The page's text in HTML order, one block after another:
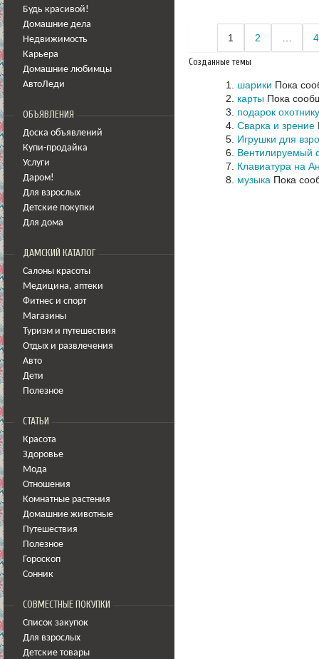
Будь красивой!
Домашние дела
Недвижимость
Карьера
Домашние любимцы
АвтоЛеди
ОБЪЯВЛЕНИЯ
Доска объявлений
Купи-продайка
Услуги
Даром!
Для взрослых
Детские покупки
Для дома
ДАМСКИЙ КАТАЛОГ
Салоны красоты
Медицина, аптеки
Фитнес и спорт
Магазины
Туризм и путешествия
Отдых и развлечения
Авто
Дети
Полезное
СТАТЬИ
Красота
Здоровье
Мода
Отношения
Комнатные растения
Домашние животные
Путешествия
Полезное
Гороскоп
Сонник
СОВМЕСТНЫЕ ПОКУПКИ
Список закупок
Для взрослых
Детские товары
1 2 4
Созданные темы
шарики Пока
карты Пока
подарок охотнику
Сварка и зрение
Игрушки для
Вентилируемый
Клавиатура на
музыка Пока